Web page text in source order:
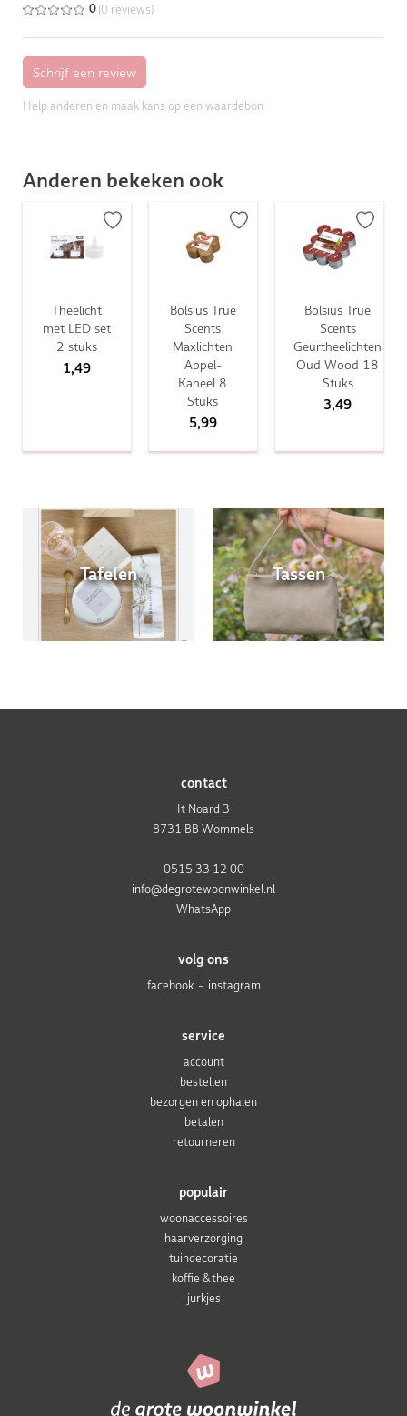
0 (0 reviews)
Help anderen en maak kans op een waardebon
Anderen bekeken ook
Theelicht
met LED set
2 stuks
1,49
Bolsius True
Scents
Maxlichten
Appel-
Kaneel 8
Stuks
5,99
Bolsius True
Scents
Geurtheelichten
Oud Wood 18
Stuks
3,49
Tafelen Tassen
populair
woonaccessoires
haarverzorging
tuindecoratie
koffie & thee
jurkjes
service
account
bestellen
bezorgen en ophalen
betalen
retourneren
volg ons
facebook
instagram
contact
It Noard 3
8731 BB Wommels
0515 33 12 00
info@degrotewoonwinkel.nl
WhatsApp